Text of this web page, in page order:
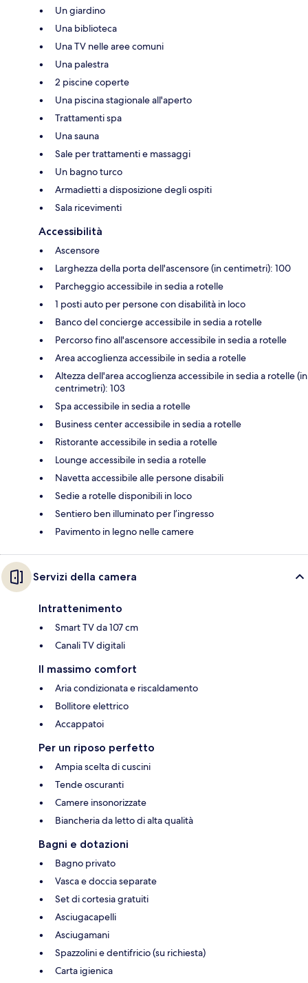
Un giardino
Una biblioteca
Una TV nelle aree comuni
Una palestra
2 piscine coperte
Una piscina stagionale all'aperto
Trattamenti spa
Una sauna
Sale per trattamenti e massaggi
Un bagno turco
Armadietti a disposizione degli ospiti
Sala ricevimenti
Accessibilità
Ascensore
Larghezza della porta dell'ascensore (in centimetri): 100
Parcheggio accessibile in sedia a rotelle
1 posti auto per persone con disabilità in loco
Banco del concierge accessibile in sedia a rotelle
Percorso fino all'ascensore accessibile in sedia a rotelle
Area accoglienza accessibile in sedia a rotelle
Altezza dell'area accoglienza accessibile in sedia a rotelle (in
centrimetri): 103
Spa accessibile in sedia a rotelle
Business center accessibile in sedia a rotelle
Ristorante accessibile in sedia a rotelle
Lounge accessibile in sedia a rotelle
Navetta accessibile alle persone disabili
Sedie a rotelle disponibili in loco
Sentiero ben illuminato per l’ingresso
Pavimento in legno nelle camere
Servizi della camera
Intrattenimento
Smart TV da 107 cm
Canali TV digitali
Il massimo comfort
Aria condizionata e riscaldamento
Bollitore elettrico
Accappatoi
Per un riposo perfetto
Ampia scelta di cuscini
Tende oscuranti
Camere insonorizzate
Biancheria da letto di alta qualità
Bagni e dotazioni
Bagno privato
Vasca e doccia separate
Set di cortesia gratuiti
Asciugacapelli
Asciugamani
Spazzolini e dentifricio (su richiesta)
Carta igienica